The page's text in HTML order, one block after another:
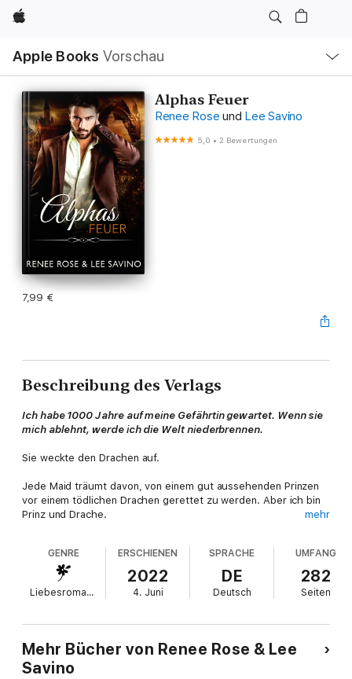
Apple
Apple Books Vorschau
Navigation
Menü
öffnen
Alphas Feuer
Renee Rose und Lee Savino
5,0 •2 Bewertungen
7,99 €
Beschreibung des Verlags
Ich habe 1000 Jahre auf meine Gefährtin gewartet. Wenn sie
mich ablehnt, werde ich die Welt niederbrennen.
Sie weckte den Drachen auf.
Jede Maid träumt davon, von einem gut aussehenden Prinzen
vor einem tödlichen Drachen gerettet zu werden. Aber ich bin
Prinz und Drache.
in meinem hohen Turm einsperre. Ihr meine Schätze, meine
gewaltigen Ländereien und Armeen zeige.
Ich habe all das getan und dennoch lehnt sie mich ab. Sie sagt,
dass Istanbul Konstantinopel ist.
Ich muss sie umwerben und weiß nicht wie. Doch unter meinem
schlagenden Menschenherz schläft ein Drache. Und wenn er
mehr
GENRE
Liebesromane
ERSCHIENEN
2022
4. Juni
SPRACHE
DE
Deutsch
UMFANG
282
Seiten
Mehr Bücher von Renee Rose & Lee
Savino